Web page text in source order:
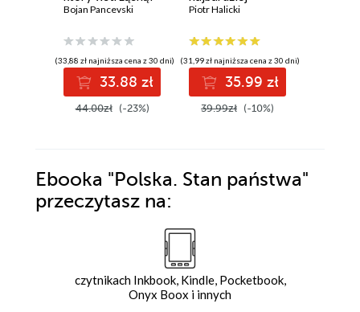
światem
Bojan Pancevski
(33,88 zł najniższa cena z 30 dni)
33.88 zł
44.00zł (-23%)
tajemniczej
Piotr Halicki
(31,99 zł najniższa cena z 30 dni)
35.99 zł
39.99zł (-10%)
Ebooka "Polska. Stan państwa"
przeczytasz na:
czytnikach Inkbook, Kindle, Pocketbook,
Onyx Boox i innych